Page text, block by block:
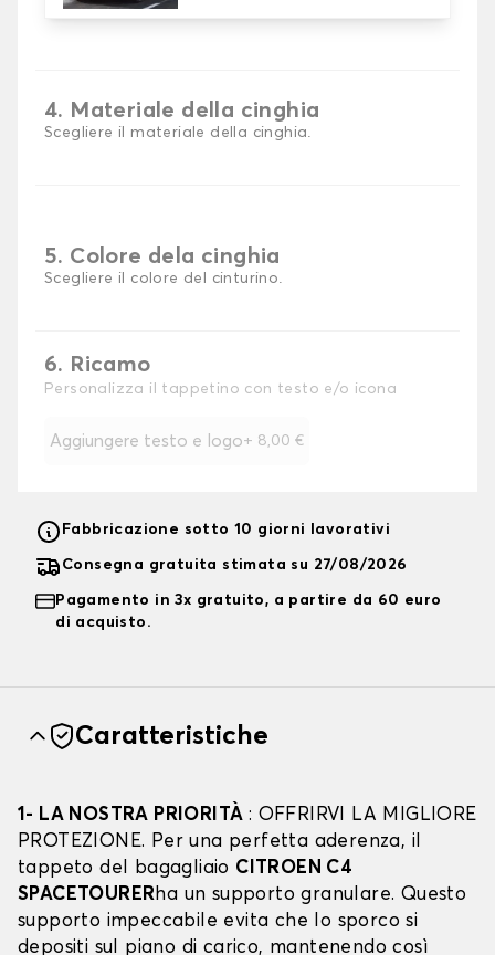
Scegli il materiale del tappetino baule.
4. Materiale della cinghia
Scegliere il materiale della cinghia.
5. Colore dela cinghia
Scegliere il colore del cinturino.
6. Ricamo
Personalizza il tappetino con testo e/o icona
Aggiungere testo e logo+ 8,00 €
Fabbricazione sotto 10 giorni lavorativi
Consegna gratuita stimata su 27/08/2026
Pagamento in 3x gratuito, a partire da 60 euro
di acquisto.
Caratteristiche
1- LA NOSTRA PRIORITÀ : OFFRIRVI LA MIGLIORE
PROTEZIONE. Per una perfetta aderenza, il
tappeto del bagagliaio CITROEN C4
SPACETOURERha un supporto granulare. Questo
supporto impeccabile evita che lo sporco si
depositi sul piano di carico, mantenendo così